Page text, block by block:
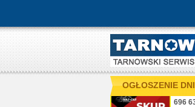
OGŁOSZENIE
696